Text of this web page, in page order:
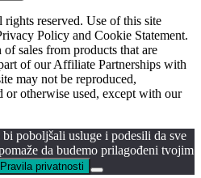
reserved. Use of this site
Policy and Cookie Statement.
sales from products that are
of our Affiliate Partnerships with
may not be reproduced,
or otherwise used, except with our
poboljšali usluge i podesili da sve
da budemo prilagođeni tvojim
Pravila privatnosti